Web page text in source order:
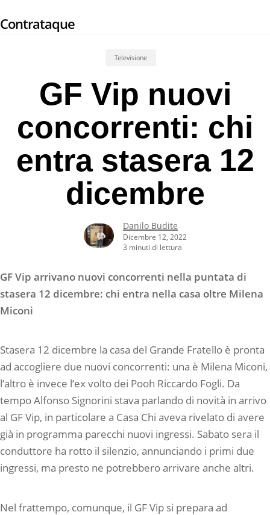
to
Contrataque
Televisione
GF Vip nuovi
concorrenti: chi
entra stasera 12
dicembre
Danilo Budite
Dicembre 12, 2022
3 minuti di lettura
GF Vip arrivano nuovi concorrenti nella puntata di
stasera 12 dicembre: chi entra nella casa oltre Milena
Miconi
Stasera 12 dicembre la casa del Grande Fratello è pronta
ad accogliere due nuovi concorrenti: una è Milena Miconi,
l’altro è invece l’ex volto dei Pooh Riccardo Fogli. Da
tempo Alfonso Signorini stava parlando di novità in arrivo
al GF Vip, in particolare a Casa Chi aveva rivelato di avere
già in programma parecchi nuovi ingressi. Sabato sera il
conduttore ha rotto il silenzio, annunciando i primi due
ingressi, ma presto ne potrebbero arrivare anche altri.
Nel frattempo, comunque, il GF Vip si prepara ad